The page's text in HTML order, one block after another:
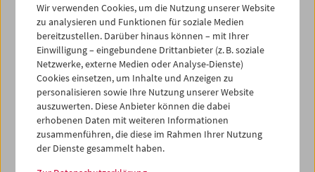
Paar Sandra Gibson und Luis Recoder bereits großes
Aufsehen erregt. Zusammen mit der Musik ihrer
langjährigen Komponistin Olivia Block inszenieren sie
eine Doppel­projektion mit 35mm-Film, die der ansonsten
im Hintergrund verbleibenden Tätigkeit des
Filmvorführers eine besondere Rolle zuweist. Das
„Performen“ von Film durch die Projektionisten wird Teil
des poetischen Licht- und Ton-Geschehens. Schon an
Gibsons und Recoders früheren Arbeiten wurde
regelmäßig deren hypnotische Qualität beschworen: Mit
Wir verwenden Cookies, um die Nutzung unserer Website
zu analysieren und Funktionen für soziale Medien
bereitzustellen. Darüber hinaus können – mit Ihrer
Einwilligung – eingebundene Drittanbieter (z. B. soziale
Netzwerke, externe Medien oder Analyse-Dienste)
Cookies einsetzen, um Inhalte und Anzeigen zu
personalisieren sowie Ihre Nutzung unserer Website
auszuwerten. Diese Anbieter können die dabei
erhobenen Daten mit weiteren Informationen
zusammenführen, die diese im Rahmen Ihrer Nutzung
der Dienste gesammelt haben.